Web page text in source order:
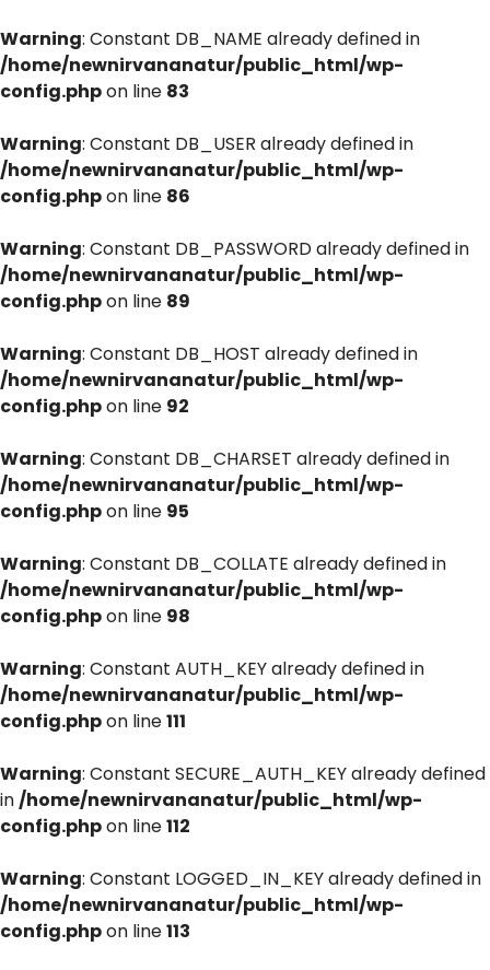
Warning: Constant DB_NAME already defined in
/home/newnirvananatur/public_html/wp-
config.phpon line 83
Warning: Constant DB_USER already defined in
/home/newnirvananatur/public_html/wp-
config.phpon line 86
Warning: Constant DB_PASSWORD already defined in
/home/newnirvananatur/public_html/wp-
config.phpon line 89
Warning: Constant DB_HOST already defined in
/home/newnirvananatur/public_html/wp-
config.phpon line 92
Warning: Constant DB_CHARSET already defined in
/home/newnirvananatur/public_html/wp-
config.phpon line 95
Warning: Constant DB_COLLATE already defined in
/home/newnirvananatur/public_html/wp-
config.phpon line 98
Warning: Constant AUTH_KEY already defined in
/home/newnirvananatur/public_html/wp-
config.phpon line111
Warning: Constant SECURE_AUTH_KEY already defined
in/home/newnirvananatur/public_html/wp-
config.phpon line112
Warning: Constant LOGGED_IN_KEY already defined in
/home/newnirvananatur/public_html/wp-
config.phpon line113